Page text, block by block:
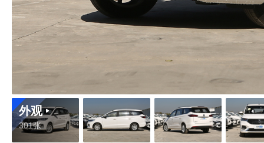
外观
301张